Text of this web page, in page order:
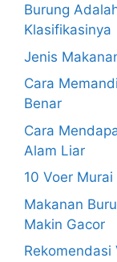
Burung
Klasifikasinya
Jenis
Cara
Benar
Cara
Alam Liar
10 Voer
Makanan
Makin Gacor
Rekomendasi